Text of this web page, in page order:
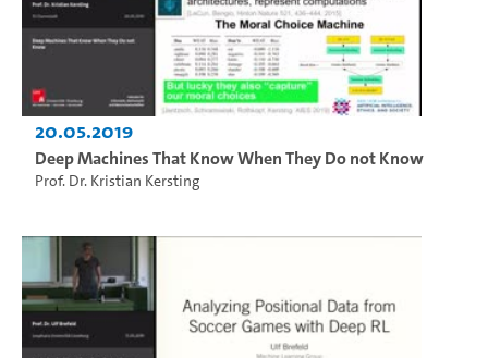
20.05.2019
Deep Machines That Know When They Do not Know
Prof. Dr. Kristian Kersting